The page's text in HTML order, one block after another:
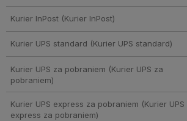
Kurier InPost(Kurier InPost)
Kurier UPS standard (Kurier UPS standard)
Kurier UPS za pobraniem (Kurier UPS za
pobraniem)
Kurier UPS express za pobraniem (Kurier UPS
express za pobraniem)